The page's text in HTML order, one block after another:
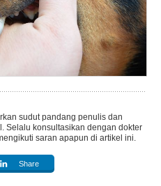
sudut pandang penulis dan
Selalu konsultasikan dengan dokter
saran apapun di artikel ini.
Share